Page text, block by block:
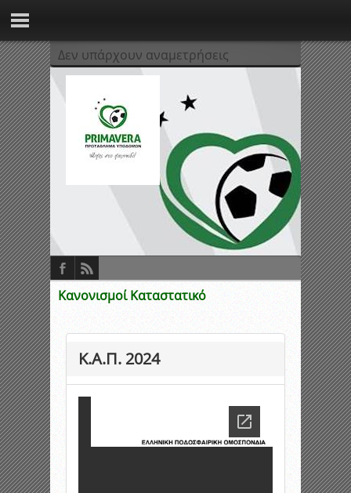
Δεν υπάρχουν αναμετρήσεις
Κανονισμοί Καταστατικό
Κ.Α.Π. 2024